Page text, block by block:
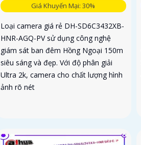
Giá Khuyến Mại: 30%
Loại camera giá rẻ DH-SD6C3432XB-
HNR-AGQ-PV sử dụng công nghệ
giám sát ban đêm Hồng Ngoại 150m
siêu sáng và đẹp. Với độ phân giải
Ultra 2k, camera cho chất lượng hình
ảnh rõ nét